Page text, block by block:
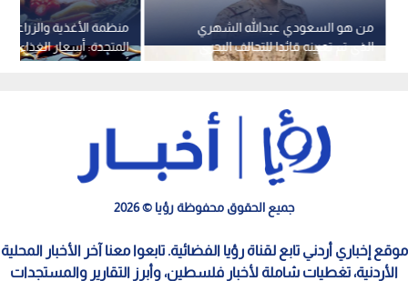
منظمة الأغذية والزراعة
المتحدة: أسعار الغذاء
أعلى مستوى منذ 3 سنوات ونصف
من هو السعودي عبدالله الشهري
الذي تم تعيينه قائدا للتحالف البحري
متعدد الجنسيات؟
جميع الحقوق محفوظة رؤيا © 2026
موقع إخباري أردني تابع لقناة رؤيا الفضائية. تابعوا معنا آخر الأخبار المحلية
الأردنية، تغطيات شاملة لأخبار فلسطين، وأبرز التقارير والمستجدات